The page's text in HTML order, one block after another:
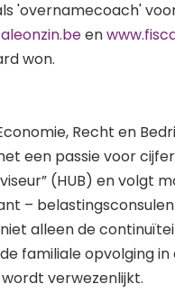
'overnamecoach' voor
en
won.
Recht en
een passie voor
(HUB) en volgt
–
alleen de
familiale opvolging in
verwezenlijkt.